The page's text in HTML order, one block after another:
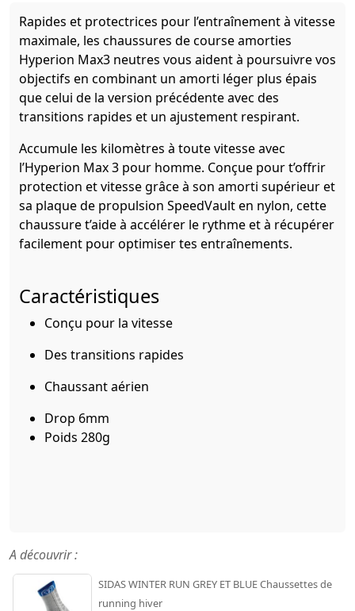
Rapides et protectrices pour l’entraînement à vitesse
maximale, les chaussures de course amorties
Hyperion Max3 neutres vous aident à poursuivre vos
objectifs en combinant un amorti léger plus épais
que celui de la version précédente avec des
transitions rapides et un ajustement respirant.
Accumule les kilomètres à toute vitesse avec
l’Hyperion Max 3 pour homme. Conçue pour t’offrir
protection et vitesse grâce à son amorti supérieur et
sa plaque de propulsion SpeedVault en nylon, cette
chaussure t’aide à accélérer le rythme et à récupérer
facilement pour optimiser tes entraînements.
Caractéristiques
Conçu pour la vitesse
Des transitions rapides
Chaussant aérien
Drop 6mm
Poids 280g
A découvrir :
SIDAS WINTER RUN GREY ET BLUE Chaussettes de
running hiver